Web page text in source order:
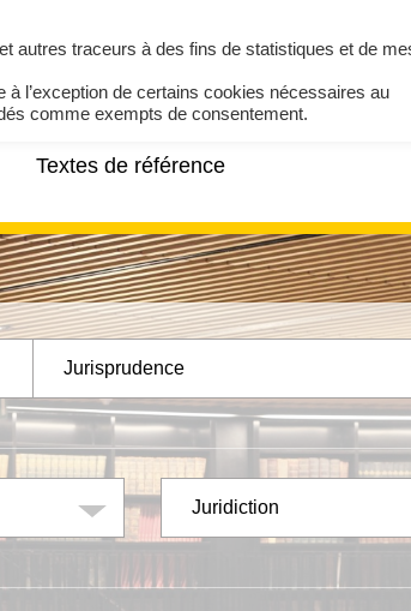
Textes de référence
autres traceurs à des fins de statistiques et de
à l’exception de certains cookies nécessaires au
comme exempts de consentement.